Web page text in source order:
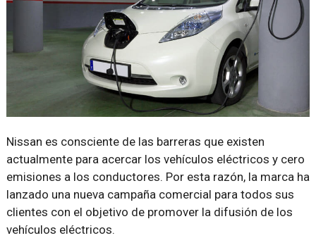
Nissan es consciente de las barreras que existen
actualmente para acercar los vehículos eléctricos y cero
emisiones a los conductores. Por esta razón, la marca ha
lanzado una nueva campaña comercial para todos sus
clientes con el objetivo de promover la difusión de los
vehículos eléctricos.